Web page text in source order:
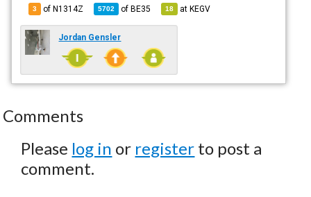
3 of N1314Z 5702 ofBE35 18 atKEGV
Jordan Gensler
Comments
Please log in or register to post a
comment.